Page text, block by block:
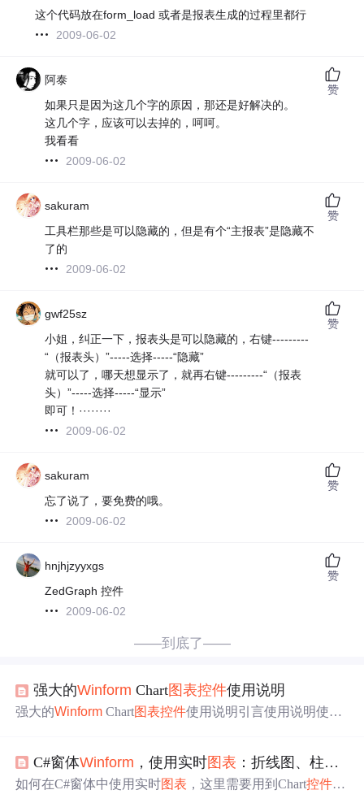
这个代码放在form_load 或者是报表生成的过程里都行
2009-06-02
阿泰
如果只是因为这几个字的原因，那还是好解决的。
这几个字，应该可以去掉的，呵呵。
我看看
2009-06-02
赞
sakuram
工具栏那些是可以隐藏的，但是有个“主报表”是隐藏不
了的
2009-06-02
赞
gwf25sz
小姐，纠正一下，报表头是可以隐藏的，右键---------
“（报表头）”-----选择-----“隐藏”
就可以了，哪天想显示了，就再右键---------“（报表
头）”-----选择-----“显示”
即可！········
2009-06-02
赞
sakuram
忘了说了，要免费的哦。
2009-06-02
赞
hnjhjzyyxgs
ZedGraph 控件
2009-06-02
赞
——到底了——
强大的Winform Chart图表控件使用说明
强大的Winform Chart图表控件使用说明引言使用说明使用
时，类似的组件就很少了，而且稍微好点的都还收费。 后
来探索了下winform自带的 chart 控件，发现其功能非常强
C#窗体Winform ，使用实时图表 ：折线图、柱状图
如何在C#窗体中使用实时图表 ，这里需要用到Chart控件。